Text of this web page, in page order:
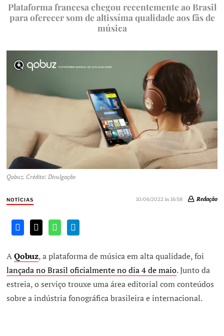
Plataforma francesa chegou recentemente ao Brasil
para oferecer som de altissíma qualidade aos fãs de
música
Qobuz. Crédito: Divulgação
NOTÍCIAS 10/06/2022 às 16:58 Redação
AQobuz, a plataforma de música em alta qualidade, foi
lançada no Brasil oficialmente no dia 4 de maio. Junto da
estreia, o serviço trouxe uma área editorial com conteúdos
sobre a indústria fonográfica brasileira e internacional.